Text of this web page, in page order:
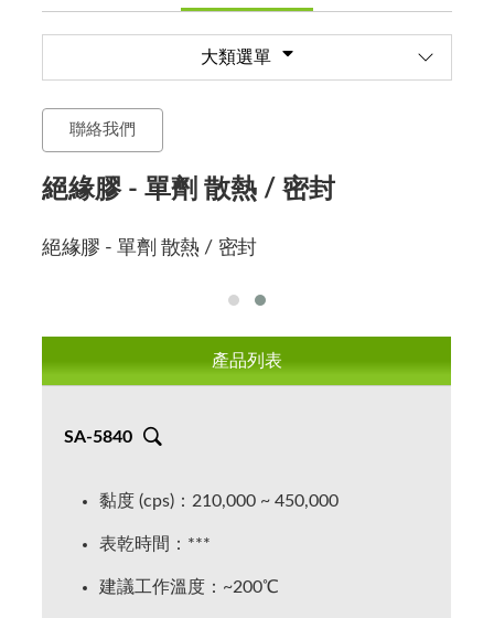
大類選單
絕緣膠 - 單劑 散熱 / 密封
聯絡我們
產品列表
SA-5840
黏度 (cps)：210,000 ~ 450,000
表乾時間：***
建議工作溫度：~200℃